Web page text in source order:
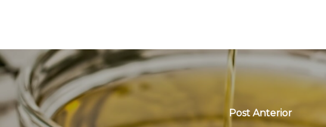
Post Anterior